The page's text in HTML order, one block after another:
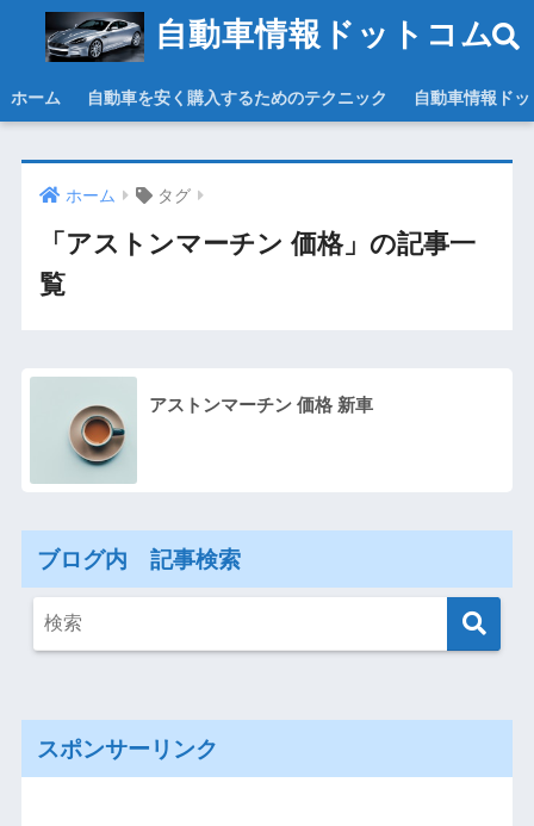
自動車情報ドットコム
ホーム 自動車を安く購入するためのテクニック 自動車情報ド
ホーム タグ
「アストンマーチン 価格」の記事一
覧
アストンマーチン 価格 新車
ブログ内 記事検索
スポンサーリンク